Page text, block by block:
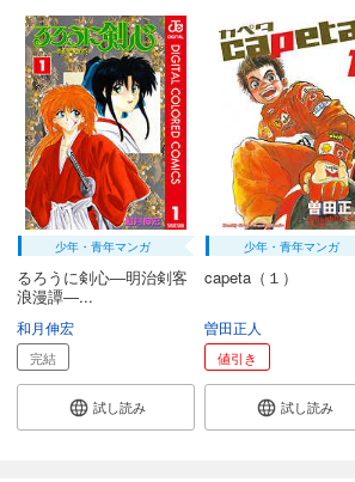
少年・青年マンガ
るろうに剣心―明治剣客
浪漫譚―...
和月伸宏
完結
試し読み
少年・青年マンガ
capeta（１）
曽田正人
値引き
試し読み